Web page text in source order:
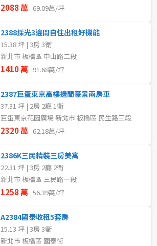
2088 萬 69.09萬/坪
2388採光3邊間自住出租好機能
15.38 坪 | 3房 3衛
新北市 板橋區 中山路二段
1410 萬 91.68萬/坪
2387巨蛋東京高樓邊間豪景兩房車
37.31 坪 | 2房 2廳 1衛
巨蛋東京花園廣場 新北市 板橋區 民生路三段
2320 萬 62.18萬/坪
2386K三民精裝三房美寓
22.31 坪 | 3房 2廳 2衛
新北市 板橋區 三民路一段
1258 萬 56.39萬/坪
A2384國泰收租5套房
15.13 坪 | 3房 3衛
新北市 板橋區 國泰街